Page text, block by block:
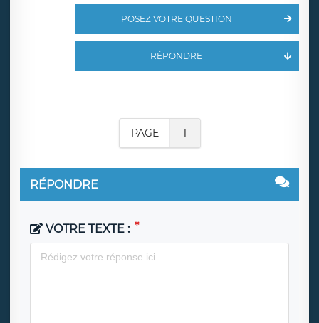
POSEZ VOTRE QUESTION
RÉPONDRE
PAGE 1
RÉPONDRE
VOTRE TEXTE :